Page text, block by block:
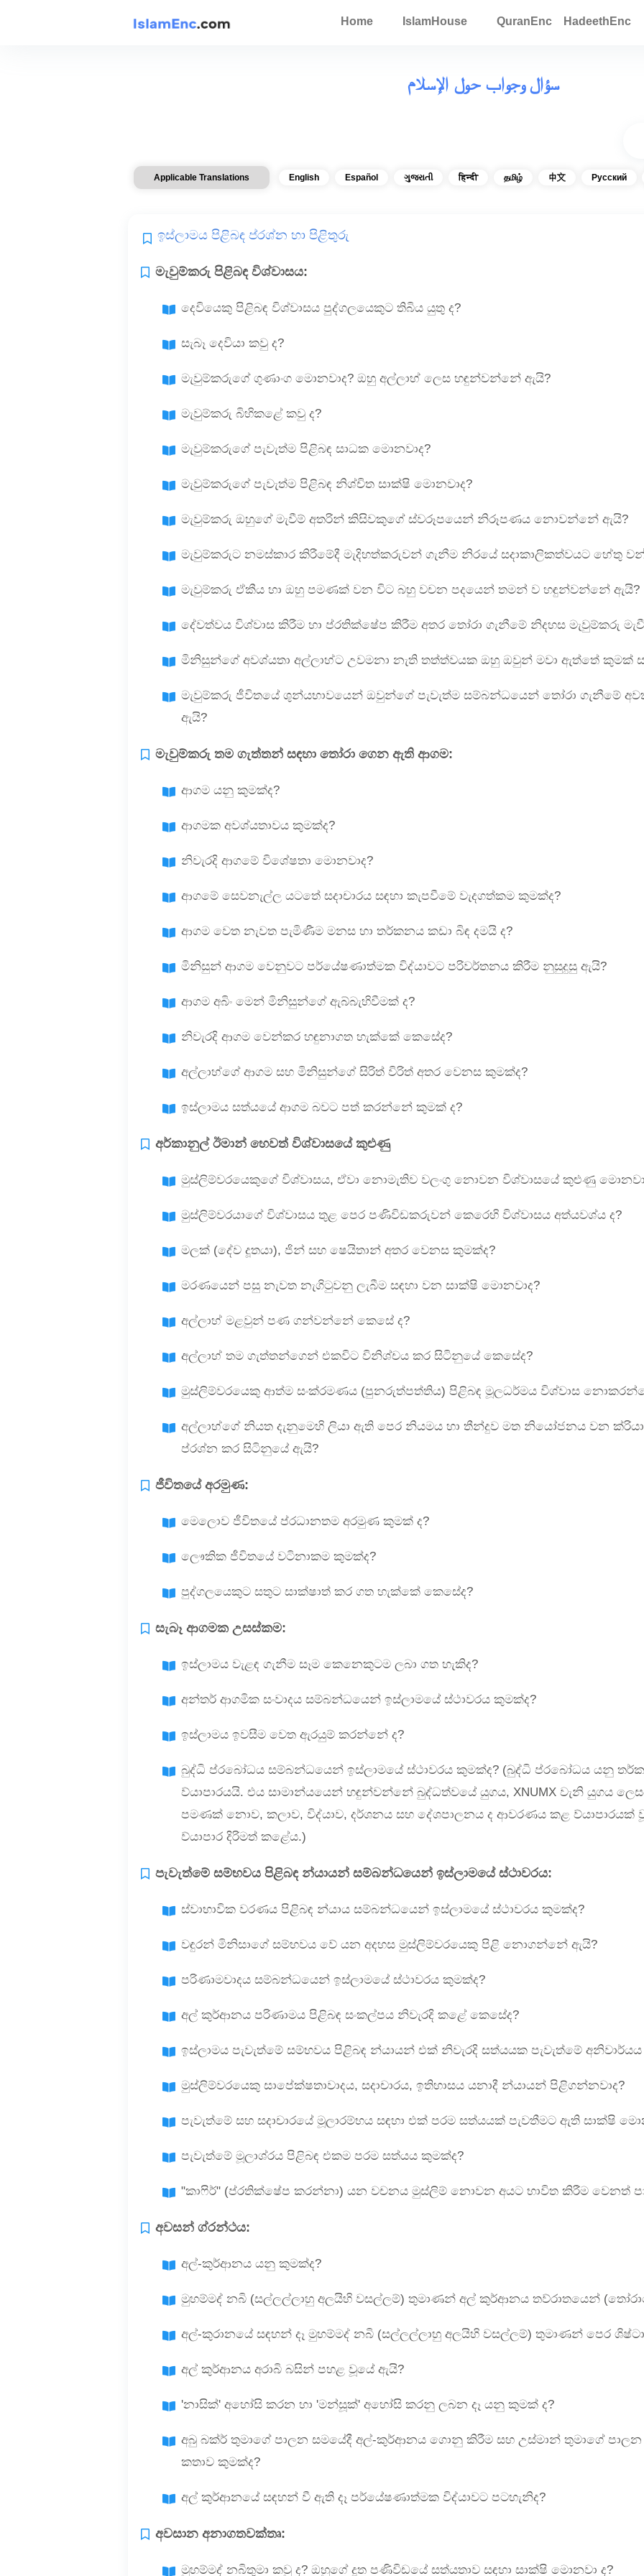
Home IslamHouse QuranEnc HadeethEnc
سؤال وجواب حول الإسلام
Applicable Translations English Español ગુજરાતી हिन्दी தமிழ் 中文 Русский
ඉස්ලාමය පිළිබඳ ප්රශ්න හා පිළිතුරු
මැවුම්කරු පිළිබඳ විශ්වාසය:
දෙවියෙකු පිළිබඳ විශ්වාසය පුද්ගලයෙකුට තිබිය යුතු ද?
සැබෑ දෙවියා කවු ද?
මැවුම්කරුගේ ගුණාංග මොනවාද? ඔහු අල්ලාහ් ලෙස හඳුන්වන්නේ ඇයි?
මැවුම්කරු බිහිකළේ කවු ද?
මැවුම්කරුගේ පැවැත්ම පිළිබඳ සාධක මොනවාද?
මැවුම්කරුගේ පැවැත්ම පිළිබඳ නිශ්චිත සාක්ෂි මොනවාද?
මැවුම්කරු ඔහුගේ මැවීම් අතරින් කිසිවකුගේ ස්වරූපයෙන් නිරූපණය නොවන්නේ ඇයි?
මැවුම්කරුට නමස්කාර කිරීමේදී මැදිහත්කරුවන් ගැනීම නිරයේ සදාකාලිකත්වයට හේතු
මැවුම්කරු ඒකීය හා ඔහු පමණක් වන විට බහු වචන පදයෙන් තමන් ව හඳුන්වන්නේ ඇයි?
දේවත්වය විශ්වාස කිරීම හා ප්රතික්ෂේප කිරීම අතර තෝරා ගැනීමේ නිදහස මැවුම්කරු
මිනිසුන්ගේ අවශ්යතා අල්ලාහ්ට උවමනා නැති තත්ත්වයක ඔහු ඔවුන් මවා ඇත්තේ කුමක්
මැවුම්කරු ජීවිතයේ ශුන්යභාවයෙන් ඔවුන්ගේ පැවැත්ම සම්බන්ධයෙන් තෝරා ගැනීමේ
ඇයි?
මැවුම්කරු තම ගැත්තන් සඳහා තෝරා ගෙන ඇති ආගම:
ආගම යනු කුමක්ද?
ආගමක අවශ්යතාවය කුමක්ද?
නිවැරදි ආගමේ විශේෂතා මොනවාද?
ආගමේ සෙවනැල්ල යටතේ සදාචාරය සඳහා කැපවීමේ වැදගත්කම කුමක්ද?
ආගම වෙත නැවත පැමිණීම මනස හා තර්කනය කඩා බිඳ දමයි ද?
මිනිසුන් ආගම වෙනුවට පර්යේෂණාත්මක විද්යාවට පරිවර්තනය කිරීම නුසුදුසු ඇයි?
ආගම අබිං මෙන් මිනිසුන්ගේ ඇබ්බැහිවීමක් ද?
නිවැරදි ආගම වෙන්කර හඳුනාගත හැක්කේ කෙසේද?
අල්ලාහ්ගේ ආගම සහ මිනිසුන්ගේ සිරිත් විරිත් අතර වෙනස කුමක්ද?
ඉස්ලාමය සත්යයේ ආගම බවට පත් කරන්නේ කුමක් ද?
අර්කානුල් ඊමාන් හෙවත් විශ්වාසයේ කුළුණු
මුස්ලිම්වරයෙකුගේ විශ්වාසය, ඒවා නොමැතිව වලංගු නොවන විශ්වාසයේ කුළුණු මොනවා
මුස්ලිම්වරයාගේ විශ්වාසය තුළ පෙර පණිවිඩකරුවන් කෙරෙහි විශ්වාසය අත්යවශ්ය ද?
මලක් (දේව දූතයා), ජින් සහ ෂෙයිතාන් අතර වෙනස කුමක්ද?
මරණයෙන් පසු නැවත නැගිටුවනු ලැබීම සඳහා වන සාක්ෂි මොනවාද?
අල්ලාහ් මළවුන් පණ ගන්වන්නේ කෙසේ ද?
අල්ලාහ් තම ගැත්තන්ගෙන් එකවිට විනිශ්චය කර සිටිනුයේ කෙසේද?
මුස්ලිම්වරයෙකු ආත්ම සංක්රමණය (පුනරුත්පත්තිය) පිළිබඳ මූලධර්මය විශ්වාස
අල්ලාහ්ගේ නියත දැනුමෙහි ලියා ඇති පෙර නියමය හා තීන්දුව මත නියෝජනය වන
ප්රශ්න කර සිටිනුයේ ඇයි?
ජීවිතයේ අරමුණ:
මෙලොව ජීවිතයේ ප්රධානතම අරමුණ කුමක් ද?
ලෞකික ජීවිතයේ වටිනාකම කුමක්ද?
පුද්ගලයෙකුට සතුට සාක්ෂාත් කර ගත හැක්කේ කෙසේද?
සැබෑ ආගමක උසස්කම:
ඉස්ලාමය වැළඳ ගැනීම සෑම කෙනෙකුටම ලබා ගත හැකිද?
අන්තර් ආගමික සංවාදය සම්බන්ධයෙන් ඉස්ලාමයේ ස්ථාවරය කුමක්ද?
ඉස්ලාමය ඉවසීම වෙත ඇරයුම් කරන්නේ ද?
බුද්ධි ප්රබෝධය සම්බන්ධයෙන් ඉස්ලාමයේ ස්ථාවරය කුමක්ද? (බුද්ධි ප්රබෝධය යනු
ව්යාපාරයයි. එය සාමාන්යයෙන් හඳුන්වන්නේ බුද්ධත්වයේ යුගය, XNUMX වැනි යුගය
පමණක් නොව, කලාව, විද්යාව, දර්ශනය සහ දේශපාලනය ද ආවරණය කළ ව්යාපාරයක් වූ
ව්යාපාර දිරිමත් කළේය.)
පැවැත්මේ සම්භවය පිළිබඳ න්යායන් සම්බන්ධයෙන් ඉස්ලාමයේ ස්ථාවරය:
ස්වාභාවික වරණය පිළිබඳ න්යාය සම්බන්ධයෙන් ඉස්ලාමයේ ස්ථාවරය කුමක්ද?
වඳුරන් මිනිසාගේ සම්භවය වේ යන අදහස මුස්ලිම්වරයෙකු පිළි නොගන්නේ ඇයි?
පරිණාමවාදය සම්බන්ධයෙන් ඉස්ලාමයේ ස්ථාවරය කුමක්ද?
අල් කුර්ආනය පරිණාමය පිළිබඳ සංකල්පය නිවැරදි කළේ කෙසේද?
ඉස්ලාමය පැවැත්මේ සම්භවය පිළිබඳ න්යායන් එක් නිවැරදි සත්යයක පැවැත්මේ
මුස්ලිම්වරයෙකු සාපේක්ෂතාවාදය, සදාචාරය, ඉතිහාසය යනාදී න්යායන් පිළිගන්නවාද?
පැවැත්මේ සහ සදාචාරයේ මූලාරම්භය සඳහා එක් පරම සත්යයක් පැවතීමට ඇති සාක්ෂි
පැවැත්මේ මූලාශ්රය පිළිබඳ එකම පරම සත්යය කුමක්ද?
"කාෆිර්" (ප්රතික්ෂේප කරන්නා) යන වචනය මුස්ලිම් නොවන අයට භාවිත කිරීම වෙනත්
අවසන් ග්රන්ථය:
අල්-කුර්ආනය යනු කුමක්ද?
මුහම්මද් නබි (සල්ලල්ලාහු අලයිහි වසල්ලම්) තුමාණන් අල් කුර්ආනය තව්රාතයෙන්
අල්-කුරානයේ සඳහන් දෑ මුහම්මද් නබි (සල්ලල්ලාහු අලයිහි වසල්ලම්) තුමාණන් පෙර
අල් කුර්ආනය අරාබි බසින් පහළ වූයේ ඇයි?
'නාසික්' අහෝසි කරන හා 'මන්සූක්' අහෝසි කරනු ලබන දෑ යනු කුමක් ද?
අබු බක්ර් තුමාගේ පාලන සමයේදී අල්-කුර්ආනය ගොනු කිරීම සහ උස්මාන් තුමාගේ පාලන
කතාව කුමක්ද?
අල් කුර්ආනයේ සඳහන් වී ඇති දෑ පර්යේෂණාත්මක විද්යාවට පටහැනිද?
අවසාන අනාගතවක්තෘ:
මුහම්මද් නබිතුමා කවු ද? ඔහුගේ දූත පණිවිඩයේ සත්යතාව සඳහා සාක්ෂි මොනවා ද?